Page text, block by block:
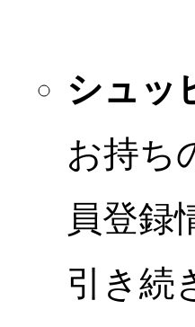
シュッ
お持ち
員登録
引き続